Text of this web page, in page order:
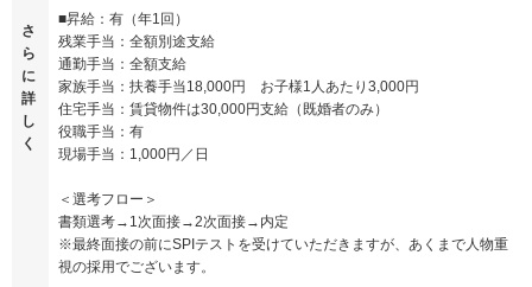
さ
ら
に
詳
し
く
■昇給：有（年1回）
残業手当：全額別途支給
通勤手当：全額支給
家族手当：扶養手当18,000円 お子様1人あたり3,000円
住宅手当：賃貸物件は30,000円支給（既婚者のみ）
役職手当：有
現場手当：1,000円／日
＜選考フロー＞
書類選考→1次面接→2次面接→内定
※最終面接の前にSPIテストを受けていただきますが、あくまで人物重
視の採用でございます。